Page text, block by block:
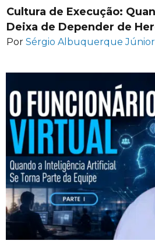
Cultura de Execução:
Deixa de Depender de
Por Sérgio Albuquerque Júnior